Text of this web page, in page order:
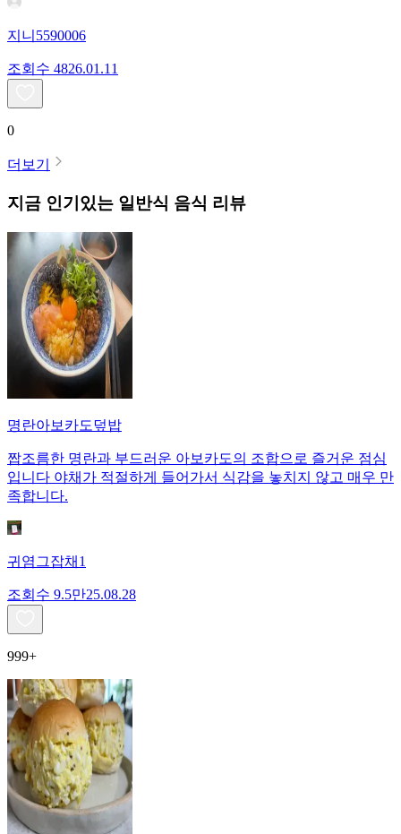
지니5590006
조회수 4826.01.11
0
더보기
지금 인기있는 일반식 음식 리뷰
명란아보카도덮밥
짭조름한 명란과 부드러운 아보카도의 조합으로 즐거운 점심
입니다 야채가 적절하게 들어가서 식감을 놓치지 않고 매우 만
족합니다.
귀염그잡채1
조회수 9.5만25.08.28
999+